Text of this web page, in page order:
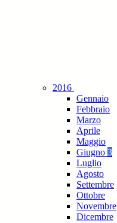
2016
Gennaio
Febbraio
Marzo
Aprile
Maggio
Giugno 3
Luglio
Agosto
Settembre
Ottobre
Novembre
Dicembre